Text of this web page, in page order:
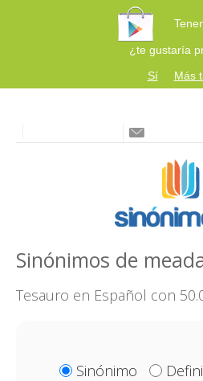
¿te gustaría
Sí
Más
Sinónimos de
Tesauro en Español con
Sinónimo